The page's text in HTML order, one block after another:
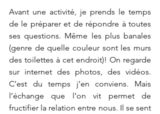
Avant une activité, je prends le temps
de le préparer et de répondre à toutes
ses questions. Même les plus banales
(genre de quelle couleur sont les murs
des toilettes à cet endroit)! On regarde
sur internet des photos, des vidéos.
C’est du temps j’en conviens. Mais
l’échange que l’on vit permet de
fructifier la relation entre nous. Il se sent